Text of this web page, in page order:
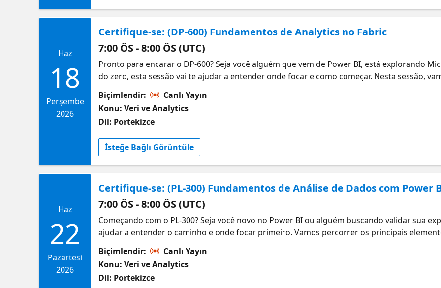
Haz
18
Perşembe
2026
Certifique-se: (DP-600) Fundamentos de Analytics no Fabric
7:00 ÖS - 8:00 ÖS (UTC)
Pronto para encarar o DP-600? Seja você alguém que vem de Power BI, está explorando
do zero, esta sessão vai te ajudar a entender onde focar e como começar. Nesta sessão,
soluções analíticas no Microsoft Fabric. Você vai ter uma visão clara do que é esperado e de
Também vamos compartilhar orientações práticas sobre como estruturar seu aprendizado
quiser se aprofundar, vamos indicar sessões on-demand por tema para você continuar
Biçimlendir:
Canlı Yayın
Konu: Veri ve Analytics
Dil: Portekizce
İsteğe Bağlı Görüntüle
Haz
22
Pazartesi
2026
Certifique-se: (PL-300) Fundamentos de Análise de Dados com Power
7:00 ÖS - 8:00 ÖS (UTC)
Começando com o PL-300? Seja você novo no Power BI ou alguém buscando validar sua
ajudar a entender o caminho e onde focar primeiro. Vamos percorrer os principais
relatórios e a entrega de insights com visualizações eficazes. Você vai ver como cada etapa
junta para contar histórias claras com dados. Também vamos compartilhar dicas práticas
habilidades, se preparar para o exame e ganhar experiência ao longo do processo. Se
Biçimlendir:
Canlı Yayın
Konu: Veri ve Analytics
Dil: Portekizce